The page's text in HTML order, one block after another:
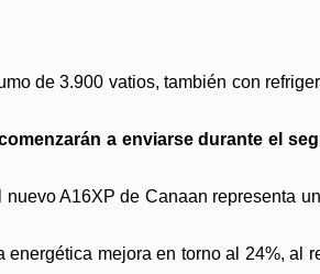
de 3.900 vatios, también con
a enviarse durante el
A16XP de Canaan representa
energética mejora en torno al 24%, al